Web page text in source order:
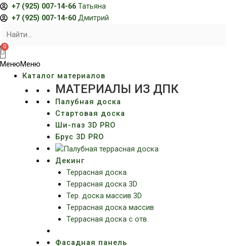
+7 (925) 007-14-66 Татьяна
+7 (925) 007-14-60 Дмитрий
МенюМеню
Каталог материалов
МАТЕРИАЛЫ ИЗ ДПК
Палубная доска
Стартовая доска
Ши-паз 3D PRO
Брус 3D PRO
Декинг
Террасная доска
Террасная доска 3D
Тер. доска массив 3D
Террасная доска массив
Террасная доска с отв.
Фасадная панель